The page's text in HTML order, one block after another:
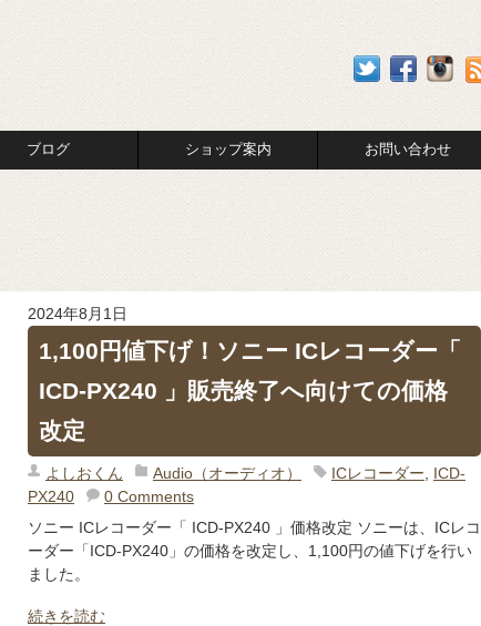
ブログ ショップ案内 お問い合わせ
2024年8月1日
1,100円値下げ！ソニー ICレコーダー「
ICD-PX240 」販売終了へ向けての価格
改定
よしおくん Audio（オーディオ） ICレコーダー
ICD-
PX240
0 Comments
ソニー ICレコーダー「 ICD-PX240 」価格改定 ソニーは、ICレコ
ーダー「ICD-PX240」の価格を改定し、1,100円の値下げを行い
ました。
続きを読む